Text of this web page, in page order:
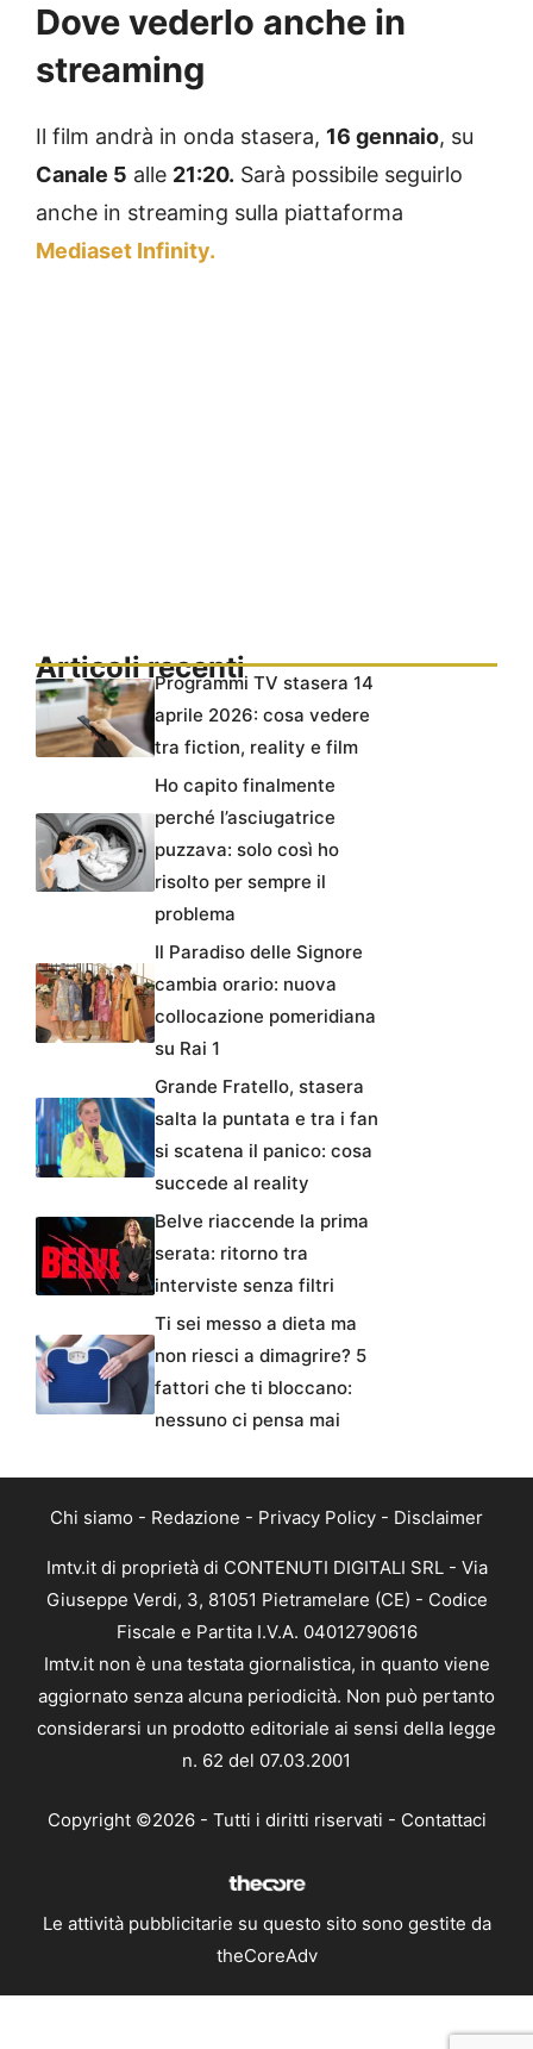
Dove vederlo anche in
streaming
Il film andrà in onda stasera, 16 gennaio, su
Canale 5 alle 21:20. Sarà possibile seguirlo
anche in streaming sulla piattaforma
Mediaset Infinity.
Articoli recentiProgrammi TV stasera 14
aprile 2026: cosa vedere
tra fiction, reality e film
Ho capito finalmente
perché l’asciugatrice
puzzava: solo così ho
risolto per sempre il
problema
Il Paradiso delle Signore
cambia orario: nuova
collocazione pomeridiana
su Rai 1
Grande Fratello, stasera
salta la puntata e tra i fan
si scatena il panico: cosa
succede al reality
Belve riaccende la prima
serata: ritorno tra
interviste senza filtri
Ti sei messo a dieta ma
non riesci a dimagrire? 5
fattori che ti bloccano:
nessuno ci pensa mai
Chi siamo - Redazione - Privacy Policy - Disclaimer
Imtv.it di proprietà di CONTENUTI DIGITALI SRL - Via
Giuseppe Verdi, 3, 81051 Pietramelare (CE) - Codice
Fiscale e Partita I.V.A. 04012790616
Imtv.it non è una testata giornalistica, in quanto viene
aggiornato senza alcuna periodicità. Non può pertanto
considerarsi un prodotto editoriale ai sensi della legge
n. 62 del 07.03.2001
Copyright ©2026 - Tutti i diritti riservati - Contattaci
Le attività pubblicitarie su questo sito sono gestite da
theCoreAdv